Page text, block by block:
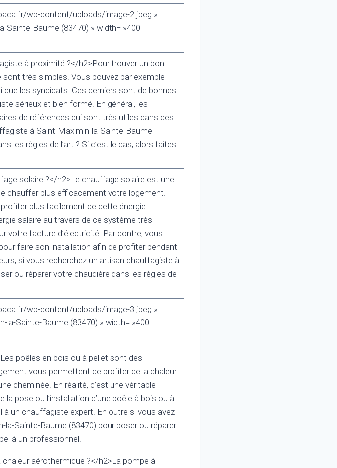
wp-content/uploads/image-2.jpeg »
Sainte-Baume (83470) » width= »400″
à proximité ?</h2>Pour trouver un bon
très simples. Vous pouvez par exemple
les syndicats. Ces derniers sont de bonnes
sérieux et bien formé. En général, les
de références qui sont très utiles dans ces
à Saint-Maximin-la-Sainte-Baume
les règles de l’art ? Si c’est le cas, alors faites
solaire ?</h2>Le chauffage solaire est une
chauffer plus efficacement votre logement.
plus facilement de cette énergie
salaire au travers de ce système très
votre facture d’électricité. Par contre, vous
faire son installation afin de profiter pendant
si vous recherchez un artisan chauffagiste à
ou réparer votre chaudière dans les règles de
wp-content/uploads/image-3.jpeg »
Sainte-Baume (83470) » width= »400″
poêles en bois ou à pellet sont des
vous permettent de profiter de la chaleur
cheminée. En réalité, c’est une véritable
pose ou l’installation d’une poêle à bois ou à
un chauffagiste expert. En outre si vous avez
Sainte-Baume (83470) pour poser ou réparer
à un professionnel.
chaleur aérothermique ?</h2>La pompe à